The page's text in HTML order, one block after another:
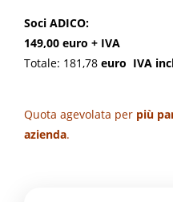
Soci ADICO:
149,00 euro + IVA
Totale: 181,78 euro IVA
Quota agevolata per più
azienda.